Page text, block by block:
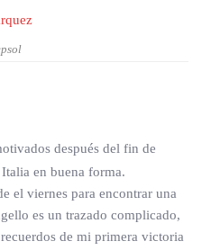
después del fin de
en buena forma.
el viernes para encontrar una
es un trazado complicado,
de mi primera victoria